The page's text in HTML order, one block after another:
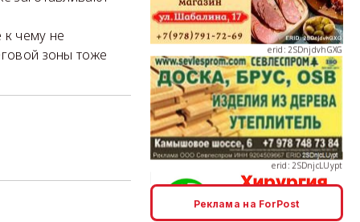
чему не
зоны тоже
erid: 2SDnjcLUypt
Реклама на ForPost